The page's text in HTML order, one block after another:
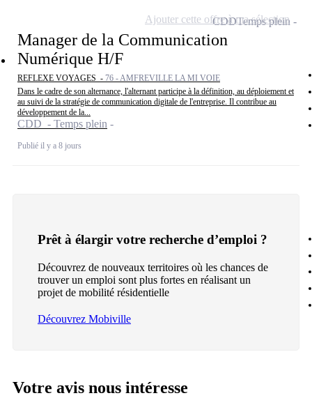
Manager de la Communication
Numérique H/F
REFLEXE VOYAGES - 76 - AMFREVILLE LA MI VOIE
Dans le cadre de son alternance, l'alternant participe à la définition, au déploiement et
au suivi de la stratégie de communication digitale de l'entreprise. Il contribue au
développement de la...
CDD - Temps plein
Publié il y a 8 jours
CDDTemps plein
Ajouter cette offre à ma sélection
Prêt à élargir votre recherche d’emploi ?
Découvrez de nouveaux territoires où les chances de
trouver un emploi sont plus fortes en réalisant un
projet de mobilité résidentielle
Découvrez Mobiville
Votre avis nous intéresse